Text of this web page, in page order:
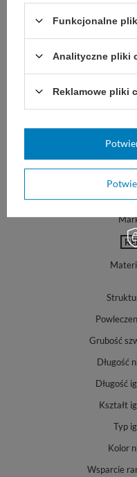
Grubość
Długość
Długość
Kształt
Typ
Kolor
Wsparcie
Funkcjonalne
Analityczne pliki
Reklamowe pliki